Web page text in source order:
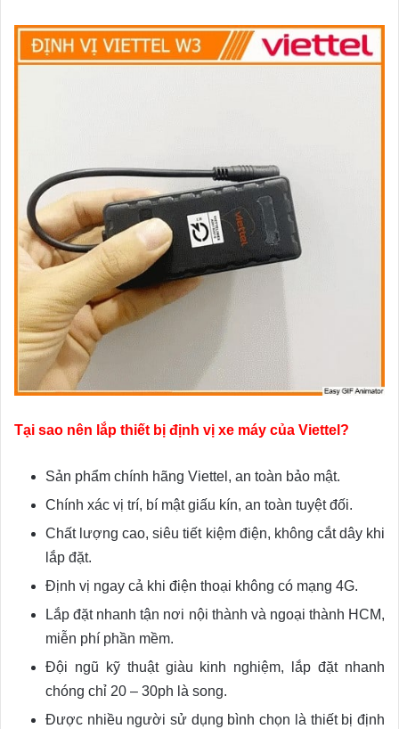
Tại sao nên lắp thiết bị định vị xe máy của Viettel?
Sản phẩm chính hãng Viettel, an toàn bảo mật.
Chính xác vị trí, bí mật giấu kín, an toàn tuyệt đối.
Chất lượng cao, siêu tiết kiệm điện, không cắt dây khi
lắp đặt.
Định vị ngay cả khi điện thoại không có mạng 4G.
Lắp đặt nhanh tận nơi nội thành và ngoại thành HCM,
miễn phí phần mềm.
Đội ngũ kỹ thuật giàu kinh nghiệm, lắp đặt nhanh
chóng chỉ 20 – 30ph là song.
Được nhiều người sử dụng bình chọn là thiết bị định